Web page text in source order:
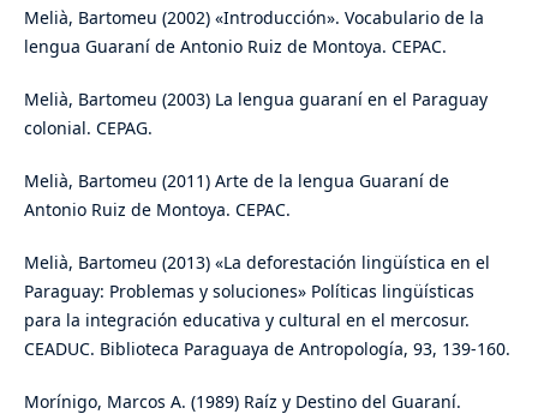
Melià, Bartomeu (2002) «Introducción». Vocabulario de la
lengua Guaraní de Antonio Ruiz de Montoya. CEPAC.
Melià, Bartomeu (2003) La lengua guaraní en el Paraguay
colonial. CEPAG.
Melià, Bartomeu (2011) Arte de la lengua Guaraní de
Antonio Ruiz de Montoya. CEPAC.
Melià, Bartomeu (2013) «La deforestación lingüística en el
Paraguay: Problemas y soluciones» Políticas lingüísticas
para la integración educativa y cultural en el mercosur.
CEADUC. Biblioteca Paraguaya de Antropología, 93, 139-160.
Morínigo, Marcos A. (1989) Raíz y Destino del Guaraní.